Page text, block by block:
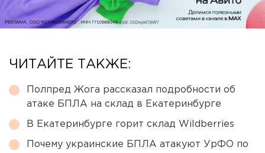
ЧИТАЙТЕ ТАКЖЕ:
Полпред Жога рассказал подробности об
атаке БПЛА на склад в Екатеринбурге
В Екатеринбурге горит склад Wildberries
Почему украинские БПЛА атакуют УрФО по